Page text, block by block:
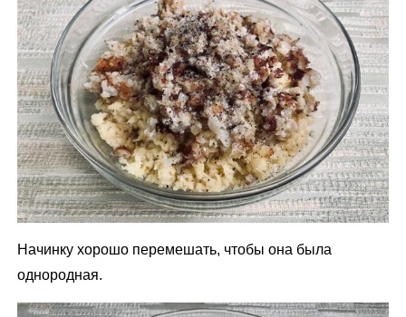
Начинку хорошо перемешать, чтобы она была
однородная.